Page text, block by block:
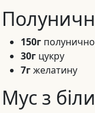
150г
30г цукру
7гжелатину
Мус з